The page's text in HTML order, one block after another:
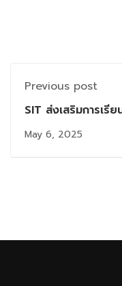
Previous post
SIT ส่งเสริมการเรีย
AI แก่บุคลากร ตอกย้ำ
ความมุ่งมั่นในการพัฒ
May 6, 2025